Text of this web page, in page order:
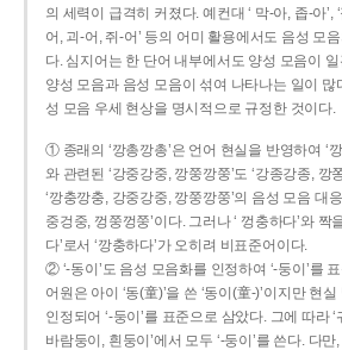
의 세력이 급격히 커졌다. 예컨대 ‘ 막-아, 좁-아’,
어, 괴-어, 쥐-어’ 등의 어미 활용에서도 음성 모
다. 심지어는 한 단어 내부에서도 양성 모음이
양성 모음과 음성 모음이 섞여 나타나는 일이 많
성 모음 우세 현상을 명시적으로 규정한 것이다.
① 종래의 ‘깡총깡총’은 언어 현실을 반영하여 ‘
와 관련된 ‘강중강중, 깡쭝깡쭝’도 ‘강종강종, 깡
‘깡충깡충, 강중강중, 깡쭝깡쭝’의 음성 모음 대
중겅중, 껑쭝껑쭝’이다. 그러나 ‘ 껑충하다’와 짝
다’로서 ‘깡충하다’가 오히려 비표준어이다.
② ‘-동이’도 음성 모음화를 인정하여 ‘-둥이’를
어원은 아이 ‘동(童)’을 쓴 ‘동이(童-)’이지만 현
인정되어 ‘-둥이’를 표준으로 삼았다. 그에 따라
바람둥이, 흰둥이’에서 모두 ‘-둥이’를 쓴다. 다만